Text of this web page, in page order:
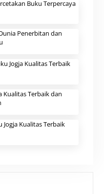
Buku Terpercaya
Penerbitan dan
Jogja Kualitas Terbaik
Kualitas Terbaik dan
Jogja Kualitas Terbaik